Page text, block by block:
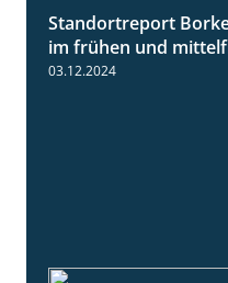
Standortreport
im frühen und
03.12.2024